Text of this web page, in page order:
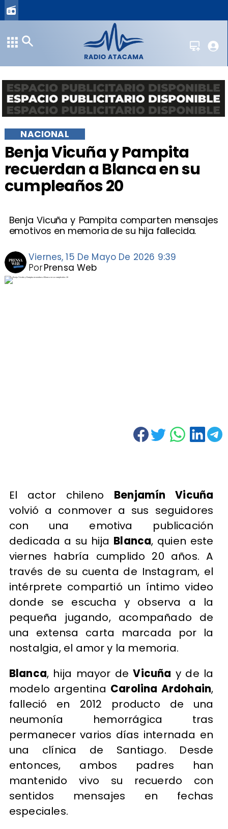
Benja Vicuña y Pampita
recuerdan a Blanca en su
cumpleaños 20
Benja Vicuña y Pampita comparten mensajes
emotivos en memoria de su hija fallecida.
NACIONAL
Viernes, 15 De Mayo De 2026 9:39
Prensa Web
Por
El actor chileno Benjamín Vicuña
volvió a conmover a sus seguidores
con una emotiva publicación
dedicada a su hija Blanca, quien este
viernes habría cumplido 20 años. A
través de su cuenta de Instagram, el
intérprete compartió un íntimo video
donde se escucha y observa a la
pequeña jugando, acompañado de
una extensa carta marcada por la
nostalgia, el amor y la memoria.
Blanca, hija mayor deVicuña y de la
modelo argentina Carolina Ardohain,
falleció en 2012 producto de una
neumonía hemorrágica tras
permanecer varios días internada en
una clínica de Santiago. Desde
entonces, ambos padres han
mantenido vivo su recuerdo con
sentidos mensajes en fechas
especiales.